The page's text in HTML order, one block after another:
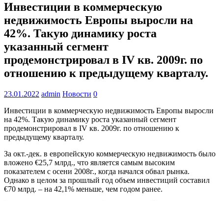
Инвестиции в коммерческую
недвижимость Европы выросли на
42%. Такую динамику роста
указанный сегмент
продемонстрировал в IV кв. 2009г. по
отношению к предыдущему кварталу.
23.01.2022 admin Новости 0
Инвестиции в коммерческую недвижимость Европы выросли
на 42%. Такую динамику роста указанный сегмент
продемонстрировал в IV кв. 2009г. по отношению к
предыдущему кварталу.
За окт.-дек. в европейскую коммерческую недвижимость было
вложено €25,7 млрд., что является самым высоким
показателем с осени 2008г., когда начался обвал рынка.
Однако в целом за прошлый год объем инвестиций составил
€70 млрд. – на 42,1% меньше, чем годом ранее.